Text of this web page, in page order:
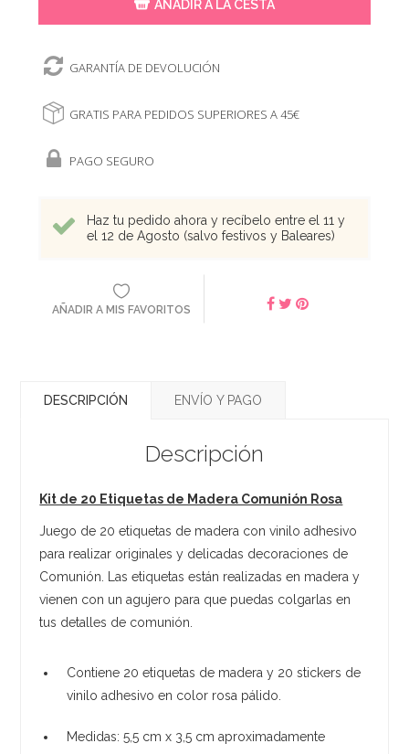
AÑADIR A LA CESTA
GARANTÍA DE DEVOLUCIÓN
GRATIS PARA PEDIDOS SUPERIORES A 45€
PAGO SEGURO
Haz tu pedido ahora y recíbelo entre el 11 y
el 12 de Agosto (salvo festivos y Baleares)
AÑADIR A MIS FAVORITOS
DESCRIPCIÓN ENVÍO Y PAGO
Descripción
Kit de 20 Etiquetas de Madera Comunión Rosa
Juego de 20 etiquetas de madera con vinilo adhesivo
para realizar originales y delicadas decoraciones de
Comunión. Las etiquetas están realizadas en madera y
vienen con un agujero para que puedas colgarlas en
tus detalles de comunión.
Contiene 20 etiquetas de madera y 20 stickers de
vinilo adhesivo en color rosa pálido.
Medidas: 5,5 cm x 3,5 cm aproximadamente